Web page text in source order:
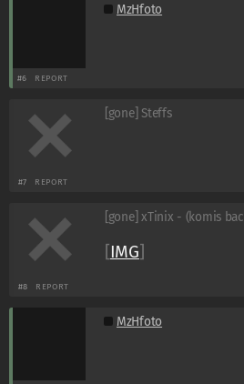
MzHfoto
#6 REPORT
[gone] Steffs
#7 REPORT
[gone] xTinix - (komis
[IMG]
#8 REPORT
MzHfoto